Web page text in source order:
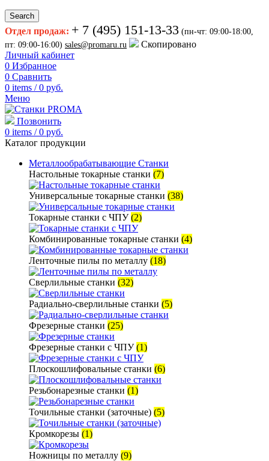
Search
Отдел продаж: + 7 (495) 151-13-33 (пн-чт: 09:00-18:00,
пт: 09:00-16:00) sales@promaru.ru
Скопировано
Личный кабинет
0 Избранное
0 Сравнить
0 items / 0 руб.
Меню
Позвонить
0 items / 0 руб.
Каталог продукции
Металлообрабатывающие Станки
Настольные токарные станки (7)
Универсальные токарные станки (38)
Токарные станки с ЧПУ(2)
Комбинированные токарные станки (4)
Ленточные пилы по металлу (18)
Сверлильные станки (32)
Радиально-сверлильные станки (5)
Фрезерные станки (25)
Фрезерные станки с ЧПУ(1)
Плоскошлифовальные станки (6)
Резьбонарезные станки (1)
Точильные станки (заточные) (5)
Кромкорезы (1)
Ножницы по металлу (9)